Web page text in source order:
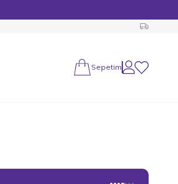
SepetimHesabım
Favorilerim